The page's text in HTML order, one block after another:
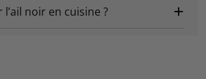
noir en cuisine ?